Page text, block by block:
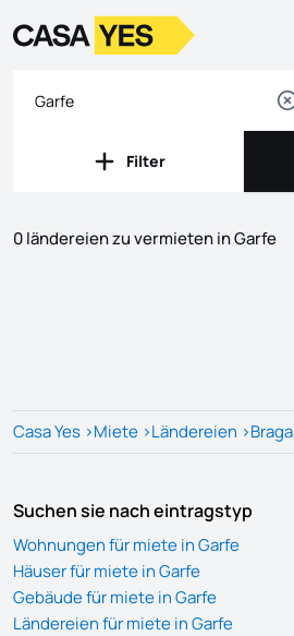
LogoZur Startseite
Filter
Filter
0 ländereien zu vermieten in Garfe
Casa Yes >Miete >Ländereien >Braga
Suchen sie nach eintragstyp
Wohnungen für miete in Garfe
Häuser für miete in Garfe
Gebäude für miete in Garfe
Ländereien für miete in Garfe